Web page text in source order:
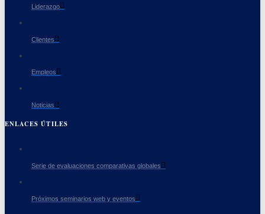
Liderazgo
Clientes
Empleos
Noticias
ENLACES ÚTILES
Serie de evaluaciones comparativas globales
Próximos seminarios web y eventos